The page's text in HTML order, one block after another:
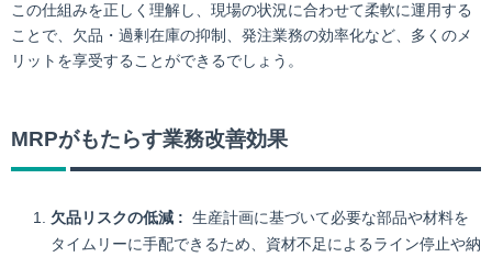
この仕組みを正しく理解し、現場の状況に合わせて柔軟に運用する
ことで、欠品・過剰在庫の抑制、発注業務の効率化など、多くのメ
リットを享受することができるでしょう。
MRPがもたらす業務改善効果
欠品リスクの低減 : 生産計画に基づいて必要な部品や材料を
タイムリーに手配できるため、資材不足によるライン停止や納